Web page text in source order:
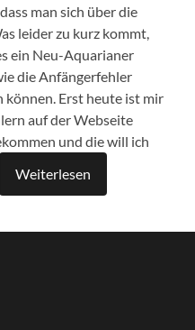
man sich über die
leider zu kurz kommt,
ein Neu-Aquarianer
die Anfängerfehler
können. Erst heute ist mir
auf der Webseite
und die will ich
Weiterlesen